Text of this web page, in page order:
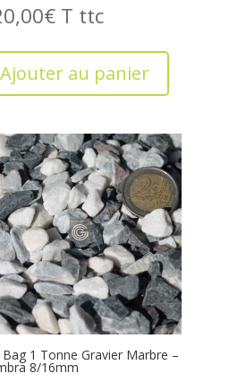
€ T
Ajouter au panier
Bag 1 Tonne Gravier Marbre –
8/16mm